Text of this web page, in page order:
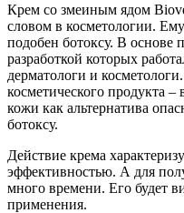
Крем со змеиным ядом
словом в косметологии.
подобен ботоксу. В основе
разработкой которых
дерматологи и
косметического продукта
кожи как альтернатива
ботоксу.
Действие крема
эффективностью. А для
много времени. Его будет
применения.